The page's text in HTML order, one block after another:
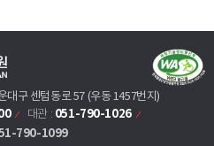
대구 센텀동로 57 (우동 1457번지)
대관 : 051-790-1026
790-1099